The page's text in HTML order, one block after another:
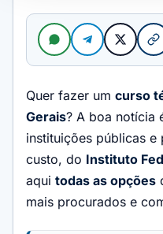
Quer fazer um curso
Gerais? A boa notícia
instituições públicas e
custo, do Instituto
aqui todas as opções
mais procurados e